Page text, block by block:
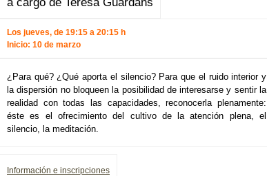
Los jueves, de 19:15 a 20:15 h
Inicio: 10 de marzo
¿Para qué? ¿Qué aporta el silencio? Para que el ruido interior y
la dispersión no bloqueen la posibilidad de interesarse y sentir la
realidad con todas las capacidades, reconocerla plenamente:
éste es el ofrecimiento del cultivo de la atención plena, el
silencio, la meditación.
Información e inscripciones